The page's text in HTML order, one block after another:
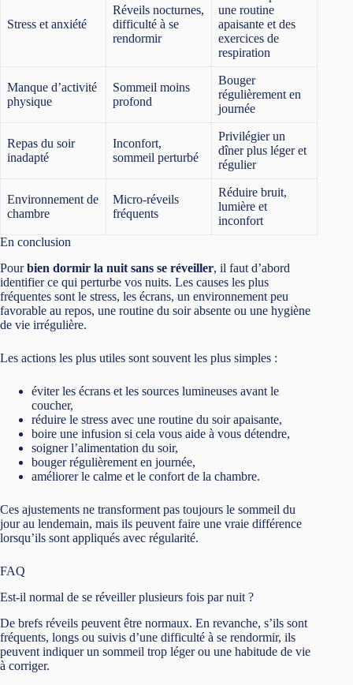
Stress et anxiété
Réveils nocturnes,
difficulté à se
rendormir
une routine
apaisante et des
exercices de
respiration
Manque d’activité
physique
Sommeil moins
profond
Bouger
régulièrement en
journée
Repas du soir
inadapté
Inconfort,
sommeil perturbé
Privilégier un
dîner plus léger et
régulier
Environnement de
chambre
Micro-réveils
fréquents
Réduire bruit,
lumière et
inconfort
En conclusion
Pourbien dormir la nuit sans se réveiller, il faut d’abord
identifier ce qui perturbe vos nuits. Les causes les plus
fréquentes sont le stress, les écrans, un environnement peu
favorable au repos, une routine du soir absente ou une hygiène
de vie irrégulière.
Les actions les plus utiles sont souvent les plus simples :
éviter les écrans et les sources lumineuses avant le
coucher,
réduire le stress avec une routine du soir apaisante,
boire une infusion si cela vous aide à vous détendre,
soigner l’alimentation du soir,
bouger régulièrement en journée,
améliorer le calme et le confort de la chambre.
Ces ajustements ne transforment pas toujours le sommeil du
jour au lendemain, mais ils peuvent faire une vraie différence
lorsqu’ils sont appliqués avec régularité.
FAQ
Est-il normal de se réveiller plusieurs fois par nuit ?
De brefs réveils peuvent être normaux. En revanche, s’ils sont
fréquents, longs ou suivis d’une difficulté à se rendormir, ils
peuvent indiquer un sommeil trop léger ou une habitude de vie
à corriger.